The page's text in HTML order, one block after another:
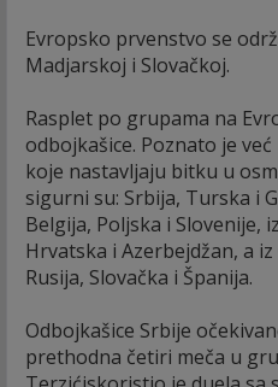
Evropsko prvenstvo se
Madjarskoj i Slovačkoj.
Rasplet po grupama na
odbojkašice. Poznato je
koje nastavljaju bitku u
sigurni su: Srbija, Turska i
Belgija, Poljska i Slovenije,
Hrvatska i Azerbejdžan, a
Rusija, Slovačka i Španija.
Odbojkašice Srbije
prethodna četiri meča u